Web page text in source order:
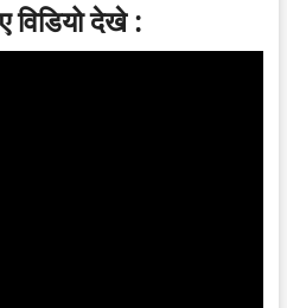
विडियो देखे :